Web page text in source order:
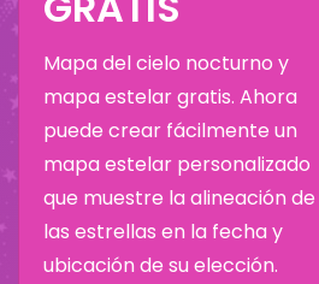
Mapa del cielo nocturno y
mapa estelar gratis. Ahora
puede crear fácilmente un
mapa estelar personalizado
que muestre la alineación de
las estrellas en la fecha y
ubicación de su elección.